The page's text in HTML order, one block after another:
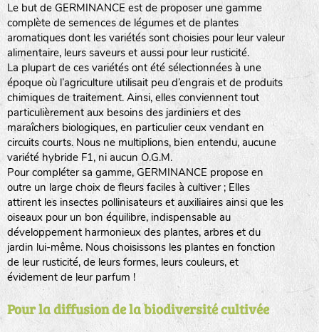
Le but de GERMINANCE est de proposer une gamme
complète de semences de légumes et de plantes
aromatiques dont les variétés sont choisies pour leur valeur
alimentaire, leurs saveurs et aussi pour leur rusticité.
La plupart de ces variétés ont été sélectionnées à une
époque où l’agriculture utilisait peu d’engrais et de produits
chimiques de traitement. Ainsi, elles conviennent tout
particulièrement aux besoins des jardiniers et des
maraîchers biologiques, en particulier ceux vendant en
circuits courts. Nous ne multiplions, bien entendu, aucune
variété hybride F1, ni aucun O.G.M.
Pour compléter sa gamme, GERMINANCE propose en
outre un large choix de fleurs faciles à cultiver ; Elles
attirent les insectes pollinisateurs et auxiliaires ainsi que les
oiseaux pour un bon équilibre, indispensable au
développement harmonieux des plantes, arbres et du
jardin lui-même. Nous choisissons les plantes en fonction
de leur rusticité, de leurs formes, leurs couleurs, et
évidement de leur parfum !
Pour la diffusion de la biodiversité cultivée